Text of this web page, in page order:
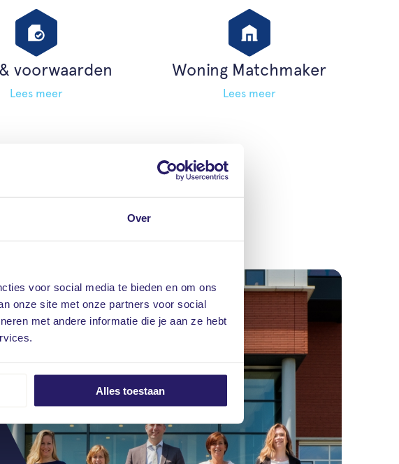
Over
voor social media te bieden en om ons
onze site met onze partners voor social
met andere informatie die je aan ze hebt
Alles toestaan
voorwaarden
Lees meer
Woning Matchmaker
Lees meer